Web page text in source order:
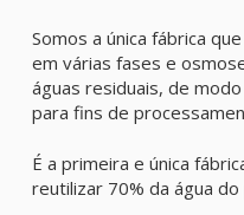
Somos a única fábrica
em várias fases e
águas residuais, de
para fins de
É a primeira e única
reutilizar 70% da água